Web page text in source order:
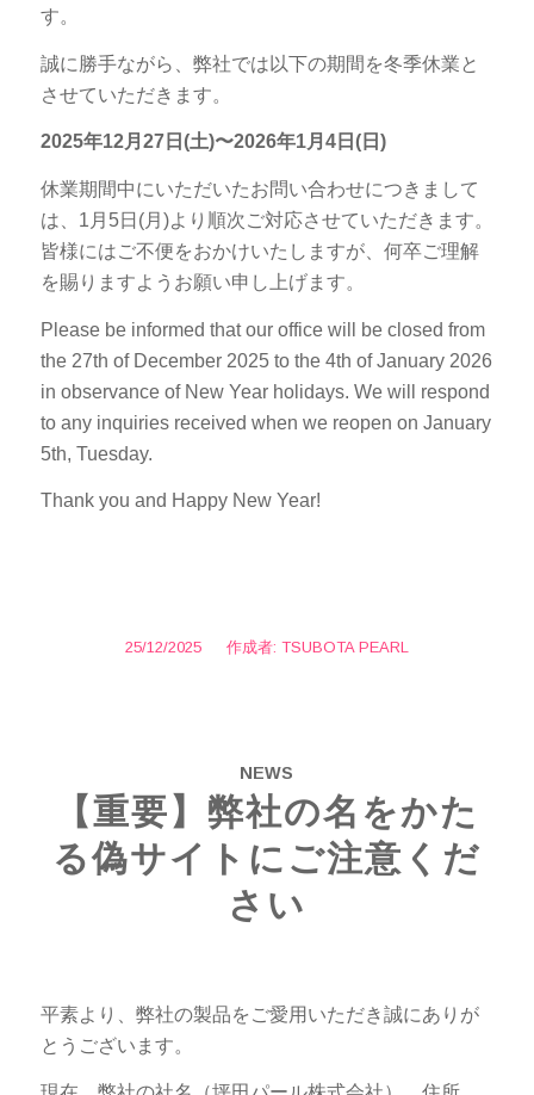
す。
誠に勝手ながら、弊社では以下の期間を冬季休業と
させていただきます。
2025年12月27日(土)〜2026年1月4日(日)
休業期間中にいただいたお問い合わせにつきまして
は、1月5日(月)より順次ご対応させていただきます。
皆様にはご不便をおかけいたしますが、何卒ご理解
を賜りますようお願い申し上げます。
Please be informed that our office will be closed from
the 27th of December 2025 to the 4th of January 2026
in observance of New Year holidays. We will respond
to any inquiries received when we reopen on January
5th, Tuesday.
Thank you and Happy New Year!
25/12/2025
/ 作成者: TSUBOTA PEARL
NEWS
【重要】弊社の名をかた
る偽サイトにご注意くだ
さい
平素より、弊社の製品をご愛用いただき誠にありが
とうございます。